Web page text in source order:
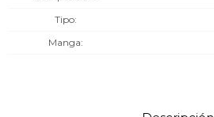
Tipo
Manga